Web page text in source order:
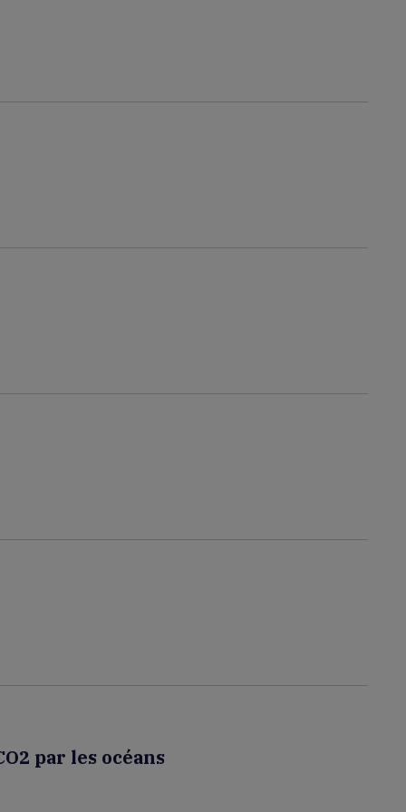
par les océans